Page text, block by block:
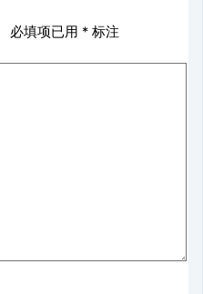
必填项已用 * 标注